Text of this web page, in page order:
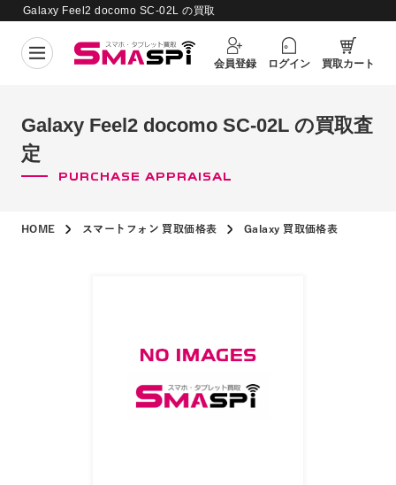
Galaxy Feel2 docomo SC-02L の買取
会員登録 ログイン 買取カート
Galaxy Feel2 docomo SC-02L の買取査
定
PURCHASE APPRAISAL
HOME スマートフォン 買取価格表 Galaxy 買取価格表